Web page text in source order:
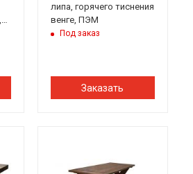
липа, горячего тиснения
венге, ПЭМ
Под заказ
Заказать